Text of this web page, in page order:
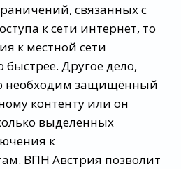
связанных с
к сети интернет, то
к местной сети
быстрее. Другое дело,
необходим защищённый
контенту или он
выделенных
к
ВПН Австрия позволит